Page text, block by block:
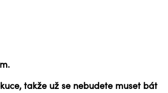
takže už se nebudete muset bát